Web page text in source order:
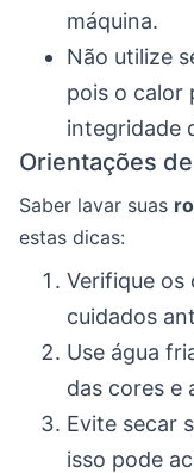
máquina.
Não utilize
pois o calor
integridade
Orientações
Saber lavar suas
estas dicas:
Verifique os
cuidados
Use água
das cores e
Evite secar
isso pode